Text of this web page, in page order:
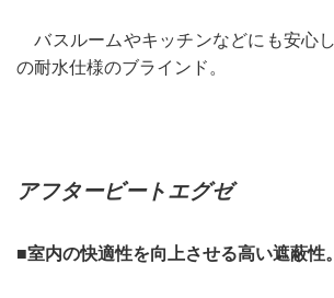
バスルームやキッチンなどにも安心
の耐水仕様のブラインド。
アフタービートエグゼ
■室内の快適性を向上させる高い遮蔽性。